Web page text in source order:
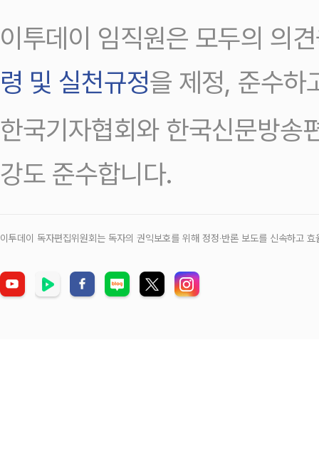
이투데이 임직원은 모두의 의
령 및 실천규정을 제정, 준수하
한국기자협회와 한국신문방송
강도 준수합니다.
이투데이 독자편집위원회는 독자의 권익보호를 위해 정정‧반론 보도를 신속하고